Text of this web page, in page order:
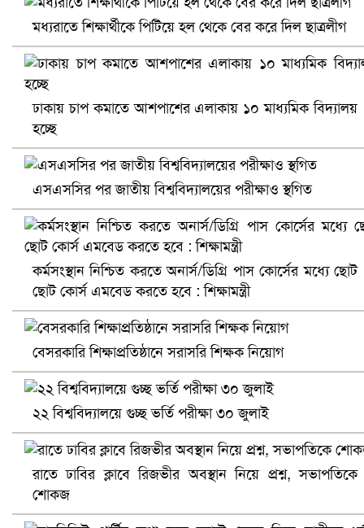
খুলনায় বিএনপি অফিসে গুলি-বোমা হামলা, নিহত ১
প্রোটিয়াদের হারিয়ে বিশ্বকাপের শিরোপা ঘরে তুলল ভারত
মধ্যরাতে শিক্ষার্থীকে পিটিয়ে হল থেকে বের করে দিল ছাত্রলীগ
ঢাকায় চাপ কমাতে আশপাশের এলাকায় ১০ মাধ্যমিক বিদ্যালয়
হচ্ছে
এসএসসির পর জাতীয় বিশ্ববিদ্যালয়ের পরীক্ষাও স্থগিত
কর্মসংস্থান নিশ্চিত করতে অনার্স/ডিগ্রি পাস কোর্সের মধ্যে ছোট
ছোট কোর্স এমবেড করতে হবে : শিক্ষামন্ত্রী
বেসরকারি শিক্ষাপ্রতিষ্ঠানে সরাসরি শিক্ষক নিয়োগ
২২ বিশ্ববিদ্যালয়ে গুচ্ছ ভর্তি পরীক্ষা ৩০ জুলাই
রাতে ঢাবির ক্লাবে রিজভীর অবস্থান নিয়ে প্রশ্ন, সভাপতিকে
শোকজ